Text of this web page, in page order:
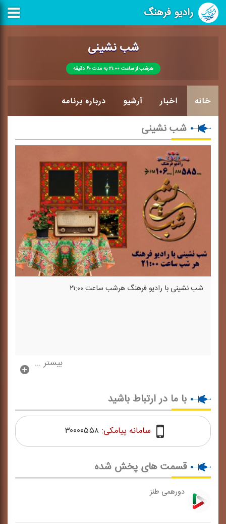
رادیو فرهنگ
شب نشینی
هرشب از ساعت ۲۱:۰۰ به مدت ۶۰ دقیقه
خانه اخبار آرشیو درباره برنامه
شب نشینی
شب نشینی با رادیو فرهنگ هرشب ساعت ۲۱:۰۰
بیشتر ...
قسمت های پخش شده
دورهمی طنز
با ما در ارتباط باشید
سامانه پیامکی: ۳۰۰۰۰۵۵۸